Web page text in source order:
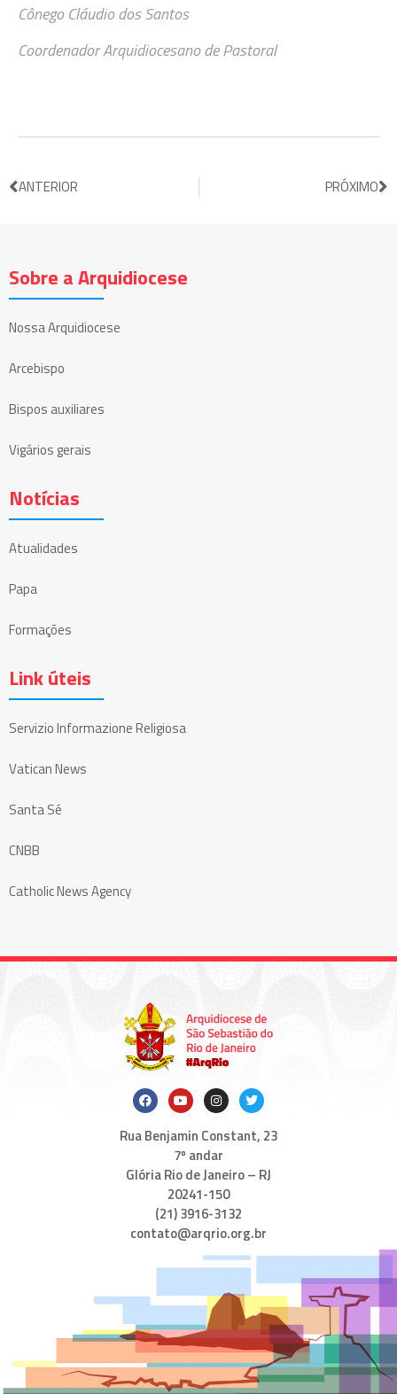
Cônego Cláudio dos Santos
Coordenador Arquidiocesano de Pastoral
ANTERIOR PRÓXIMO
Sobre a Arquidiocese
Nossa Arquidiocese
Arcebispo
Bispos auxiliares
Vigários gerais
Notícias
Atualidades
Papa
Formações
Link úteis
Servizio Informazione Religiosa
Vatican News
Santa Sé
CNBB
Catholic News Agency
Rua Benjamin Constant, 23
7º andar
Glória Rio de Janeiro – RJ
20241-150
(21) 3916-3132
contato@arqrio.org.br